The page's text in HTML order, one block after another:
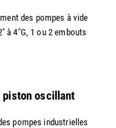
des pompes à vide
à 4"G, 1 ou 2 embouts
piston oscillant
pompes industrielles